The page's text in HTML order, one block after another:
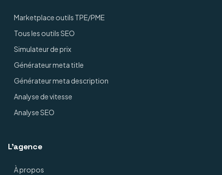
Marketplace outils TPE/PME
Tous les outils SEO
Simulateur de prix
Générateur meta title
Générateur meta description
Analyse de vitesse
Analyse SEO
L'agence
À propos